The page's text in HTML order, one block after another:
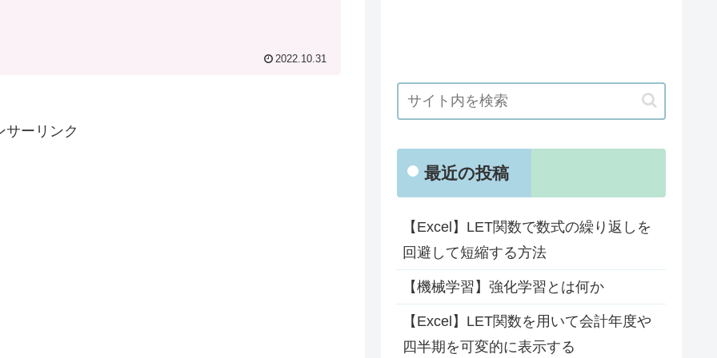
2022.10.31
サーリンク
最近の投稿
【Excel】LET関数で数式の繰り返しを
回避して短縮する方法
【機械学習】強化学習とは何か
【Excel】LET関数を用いて会計年度や
四半期を可変的に表示する